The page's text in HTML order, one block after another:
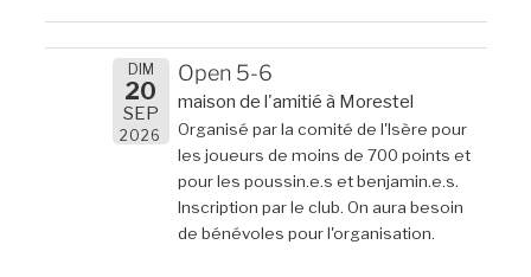
DIM
20
SEP
2026
Open 5-6
maison de l'amitié à Morestel
Organisé par la comité de l'Isère pour
les joueurs de moins de 700 points et
pour les poussin.e.s et benjamin.e.s.
Inscription par le club. On aura besoin
de bénévoles pour l'organisation.